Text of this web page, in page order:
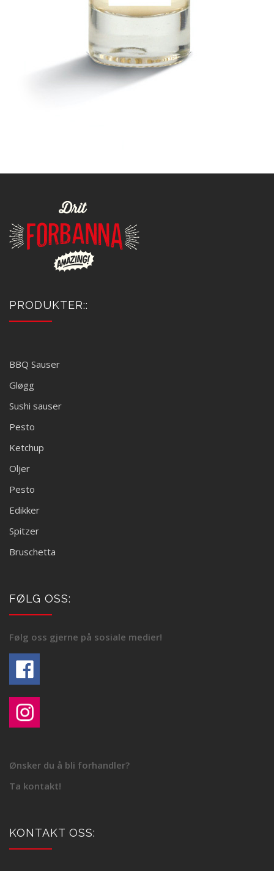
PRODUKTER::
BBQ Sauser
Gløgg
Sushi sauser
Pesto
Ketchup
Oljer
Pesto
Edikker
Spitzer
Bruschetta
FØLG OSS:
Følg oss gjerne på sosiale medier!
Ønsker du å bli forhandler?
Ta kontakt!
KONTAKT OSS: